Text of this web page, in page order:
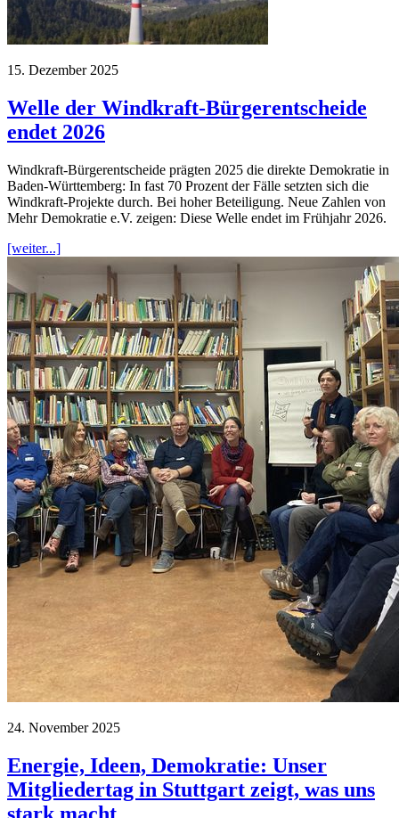
15. Dezember 2025
Welle der Windkraft-Bürgerentscheide
endet 2026
Windkraft-Bürgerentscheide prägten 2025 die direkte Demokratie in
Baden-Württemberg: In fast 70 Prozent der Fälle setzten sich die
Windkraft-Projekte durch. Bei hoher Beteiligung. Neue Zahlen von
Mehr Demokratie e.V. zeigen: Diese Welle endet im Frühjahr 2026.
[weiter...]
24. November 2025
Energie, Ideen, Demokratie: Unser
Mitgliedertag in Stuttgart zeigt, was uns
stark macht